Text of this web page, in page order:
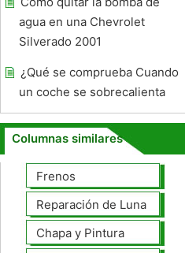
agua en una Chevrolet
Silverado 2001
¿Qué se comprueba Cuando
un coche se sobrecalienta
Columnas similares
Frenos
Reparación de Lunas
Chapa y Pintura